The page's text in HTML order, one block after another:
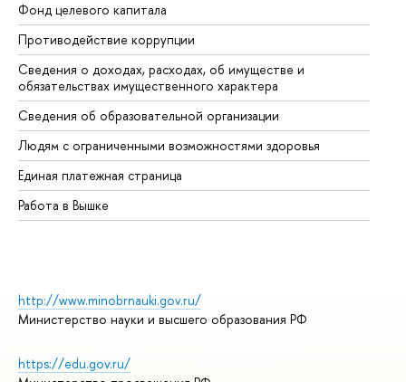
Фонд целевого капитала
Противодействие коррупции
Сведения о доходах, расходах, об имуществе и
обязательствах имущественного характера
Сведения об образовательной организации
Людям с ограниченными возможностями здоровья
Единая платежная страница
Работа в Вышке
http://www.minobrnauki.gov.ru/
Министерство науки и высшего образования РФ
https://edu.gov.ru/